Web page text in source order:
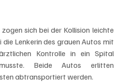
sich bei der Kollision leichte
Lenkerin des grauen Autos mit
Kontrolle in ein Spital
Beide Autos erlitten
abtransportiert werden.